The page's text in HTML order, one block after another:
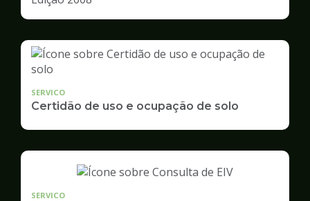
SERVICO
Certidão de uso e ocupação de solo
SERVICO